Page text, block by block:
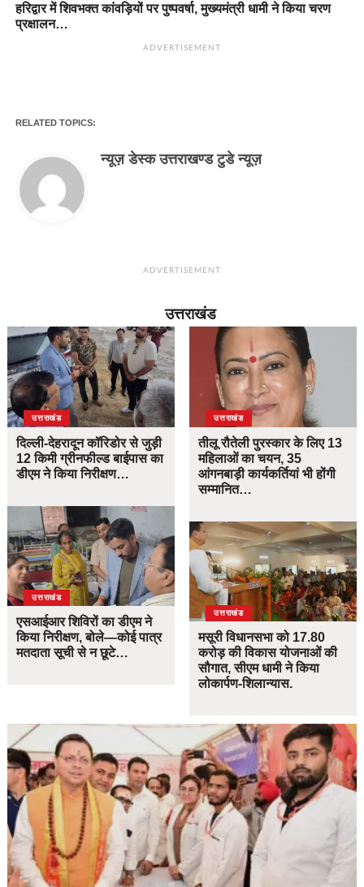
हरिद्वार में शिवभक्त कांवड़ियों पर पुष्पवर्षा, मुख्यमंत्री धामी ने किया चरण
प्रक्षालन…
ADVERTISEMENT
RELATED TOPICS:
न्यूज़ डेस्क उत्तराखण्ड टुडे न्यूज़
ADVERTISEMENT
उत्तराखंड
उत्तराखंड
दिल्ली-देहरादून कॉरिडोर से जुड़ी
12 किमी ग्रीनफील्ड बाईपास का
डीएम ने किया निरीक्षण…
उत्तराखंड
एसआईआर शिविरों का डीएम ने
किया निरीक्षण, बोले—कोई पात्र
मतदाता सूची से न छूटे…
उत्तराखंड
तीलू रौतेली पुरस्कार के लिए 13
महिलाओं का चयन, 35
आंगनबाड़ी कार्यकर्तियां भी होंगी
सम्मानित…
उत्तराखंड
मसूरी विधानसभा को 17.80
करोड़ की विकास योजनाओं की
सौगात, सीएम धामी ने किया
लोकार्पण-शिलान्यास.